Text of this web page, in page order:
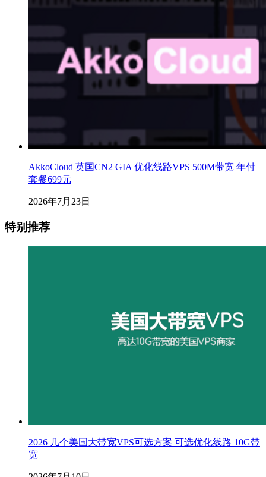
AkkoCloud 英国CN2 GIA 优化线路VPS 500M带宽 年付
套餐699元
2026年7月23日
特别推荐
2026 几个美国大带宽VPS可选方案 可选优化线路 10G带
宽